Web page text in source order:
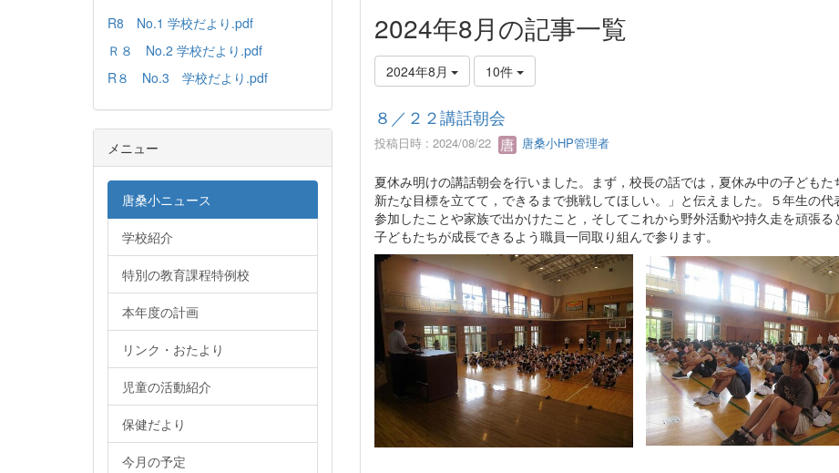
2024年8月の記事一覧
2024年8月 10件
８／２２講話朝会
投稿日時 : 2024/08/22 唐桑小HP管理者
夏休み明けの講話朝会を行いました。まず，校長の話では，夏休み中の子ども
新たな目標を立てて，できるまで挑戦してほしい。」と伝えました。５年生の
参加したことや家族で出かけたこと，そしてこれから野外活動や持久走を頑張
子どもたちが成長できるよう職員一同取り組んで参ります。
R8 No.1 学校だより.pdf
Ｒ８ No.2 学校だより.pdf
R８ No.3 学校だより.pdf
メニュー
唐桑小ニュース
学校紹介
特別の教育課程特例校
本年度の計画
リンク・おたより
児童の活動紹介
保健だより
今月の予定